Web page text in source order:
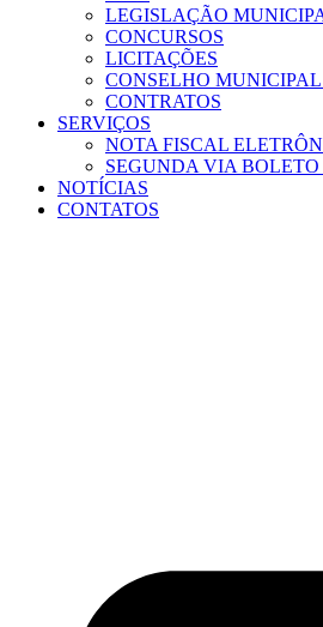
LEGISLAÇÃO
CONCURSOS
LICITAÇÕES
CONSELHO
CONTRATOS
SERVIÇOS
NOTA FISCAL
SEGUNDA VIA
NOTÍCIAS
CONTATOS